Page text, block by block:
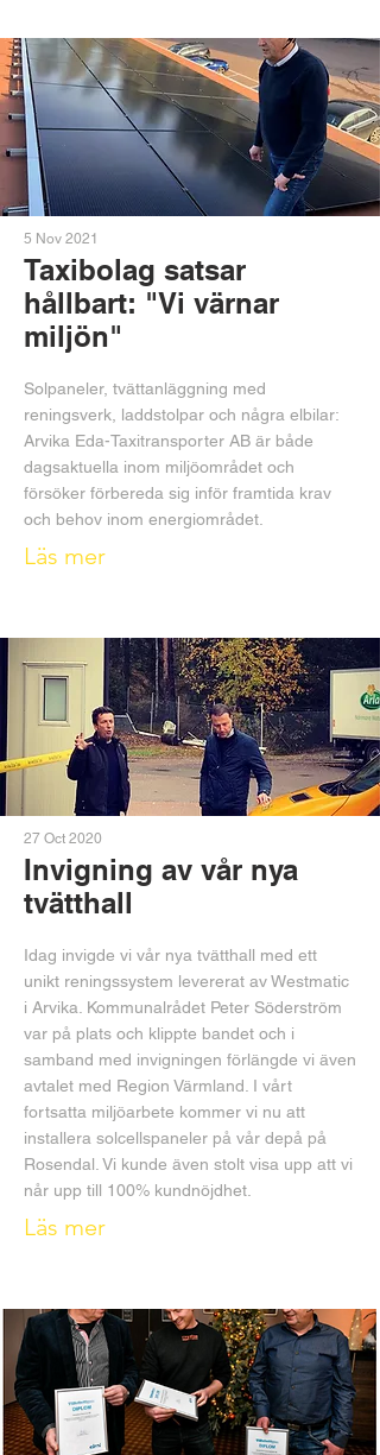
5 Nov 2021
Taxibolag satsar
hållbart: "Vi värnar
miljön"
Solpaneler, tvättanläggning med
reningsverk, laddstolpar och några elbilar:
Arvika Eda-Taxitransporter AB är både
dagsaktuella inom miljöområdet och
försöker förbereda sig inför framtida krav
och behov inom energiområdet.
Läs mer
27 Oct 2020
Invigning av vår nya
tvätthall
Idag invigde vi vår nya tvätthall med ett
unikt reningssystem levererat av Westmatic
i Arvika. Kommunalrådet Peter Söderström
var på plats och klippte bandet och i
samband med invigningen förlängde vi även
avtalet med Region Värmland. I vårt
fortsatta miljöarbete kommer vi nu att
installera solcellspaneler på vår depå på
Rosendal. Vi kunde även stolt visa upp att vi
når upp till 100% kundnöjdhet.
Läs mer